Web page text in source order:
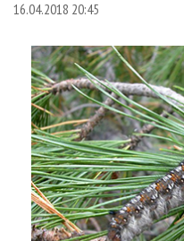
СУШКА ДРЕВЕСИНЫ
ДЕРЕВЯННОЕ
ПРОИЗВОДСТВО
БИОЭНЕРГЕТИКА
ЦБП
ИНСТРУМЕНТ И
ПЕРСОНЫ
ОФИЦИАЛЬНЫЕ
ПРИОРИТЕТНЫЕ
RUSSIAN FORESTRY
ГАЗЕТА ЛЕСПРОМФОРУМ
БИБЛИОТЕКА
КОНТАКТЫ
РЕКЛАМА
16.04.2018 20:45